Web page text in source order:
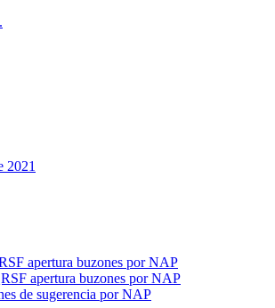
2021
apertura buzones por NAP
apertura buzones por NAP
de sugerencia por NAP